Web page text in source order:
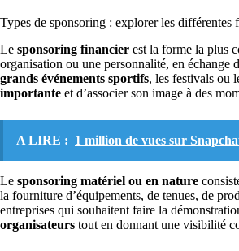
Types de sponsoring : explorer les différentes
Le sponsoring financier est la forme la plus
organisation ou une personnalité, en échange
grands événements sportifs, les festivals ou
importante et d’associer son image à des
A LIRE : 1 million de vues sur
Le sponsoring matériel ou en nature
la fourniture d’équipements, de tenues, de
entreprises qui souhaitent faire la
organisateurs tout en donnant une visibilité